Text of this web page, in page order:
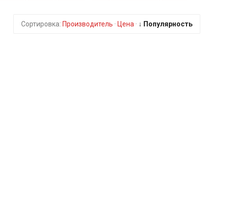
Сортировка: Производитель · Цена · ↓ Популярность